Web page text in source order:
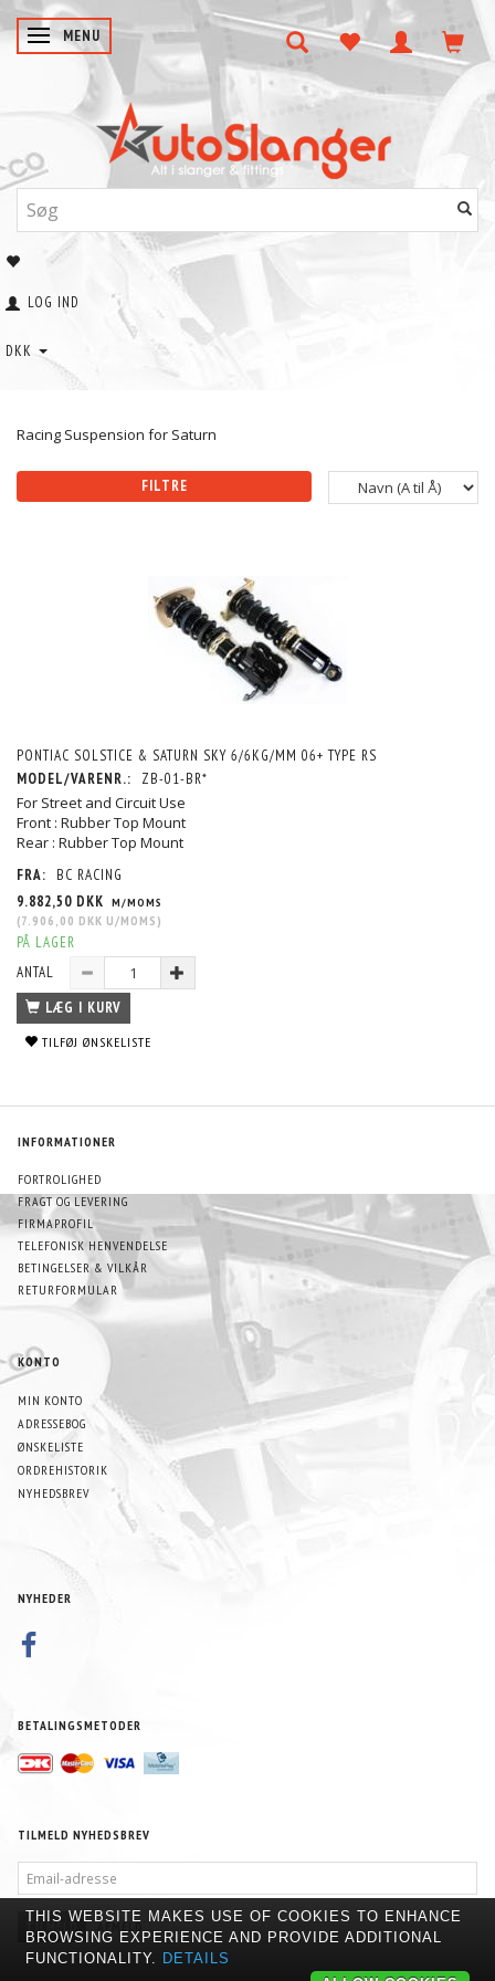
SKIFTE NAVIGATION
MENU
LOG IND
DKK
Racing Suspension for Saturn
FILTRE
PONTIAC SOLSTICE & SATURN SKY 6/6KG/MM 06+ TYPE RS
MODEL/VARENR.:
ZB-01-BR*
For Street and Circuit Use
Front : Rubber Top Mount
Rear : Rubber Top Mount
FRA:
BC RACING
9.882,50 DKK M/MOMS
(7.906,00 DKK U/MOMS )
PÅ LAGER
ANTAL
LÆG I KURV
TILFØJ ØNSKELISTE
INFORMATIONER
FORTROLIGHED
FRAGT OG LEVERING
FIRMAPROFIL
TELEFONISK HENVENDELSE
BETINGELSER & VILKÅR
RETURFORMULAR
KONTO
MIN KONTO
ADRESSEBOG
ØNSKELISTE
ORDREHISTORIK
NYHEDSBREV
NYHEDER
BETALINGSMETODER
TILMELD NYHEDSBREV
ADRESSE
TILMELD AFMELD
THIS WEBSITE MAKES USE OF COOKIES TO ENHANCE
BROWSING EXPERIENCE AND PROVIDE ADDITIONAL
FUNCTIONALITY. DETAILS